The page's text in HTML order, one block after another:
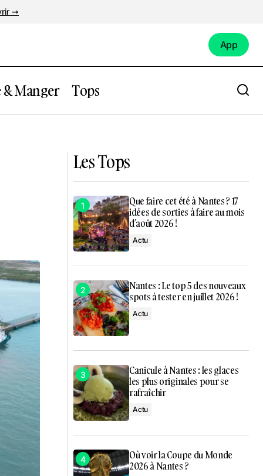
➞
App
Manger Tops
Les Tops
Que faire cet été à Nantes ? 17
idées de sorties à faire au mois
d’août 2026 !
Actu
Nantes : Le top 5 des nouveaux
spots à tester en juillet 2026 !
Actu
Canicule à Nantes : les glaces
les plus originales pour se
rafraîchir
Actu
Où voir la Coupe du Monde
2026 à Nantes ?